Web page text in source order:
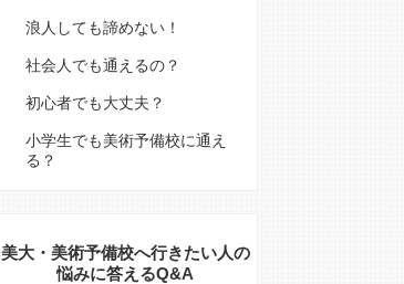
浪人しても諦めない！
社会人でも通えるの？
初心者でも大丈夫？
小学生でも美術予備校に通え
る？
美大・美術予備校へ行きたい人の
悩みに答えるQ&A